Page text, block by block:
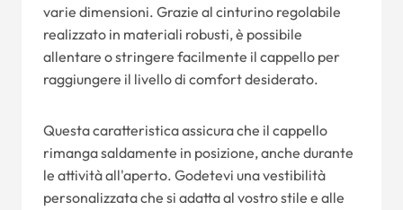
varie dimensioni. Grazie al cinturino regolabile
realizzato in materiali robusti, è possibile
allentare o stringere facilmente il cappello per
raggiungere il livello di comfort desiderato.
Questa caratteristica assicura che il cappello
rimanga saldamente in posizione, anche durante
le attività all'aperto. Godetevi una vestibilità
personalizzata che si adatta al vostro stile e alle